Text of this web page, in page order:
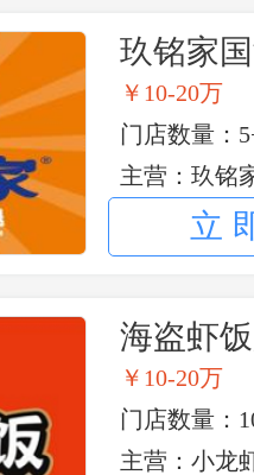
玖铭家
费
￥10-20万
门店数量：
主营：玖铭
国芝士丸子
立
海盗虾
￥10-20万
门店数量：
主营：小龙